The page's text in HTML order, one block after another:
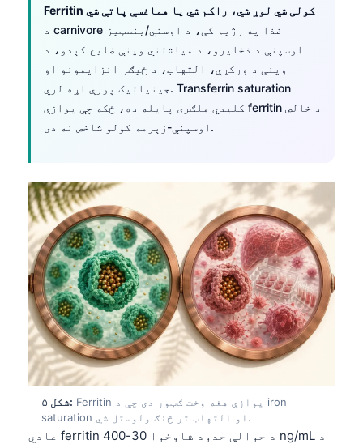
Ferritin کولی شي لوړ شي، راکم شي یا هماغسې پاتې شي
د carnivore غذا په رژیم کې، د اوسني/بنسټیز
اوسپنې د ذخایرو، د میاشتني وینې ضایع کېدو، د
وینې د ورکړې، التهاب، د ځیګر انزایمونو او
جینیاتیک پورې اړه لري. Transferrin saturation
کلیدي ملګری پایله ده، ځکه چې یوازې ferritin د خالص
اوسپنې-زېرمه کولو شاخص نه دی.
شکل ۵: Ferritin یوازې هغه وخت ګټور دی چې د iron
saturation او التهاب تر څنګ ولوستل شي.
عادي ferritin د حوالې حدود شاوخوا 30-400 ng/mL د
Basa Jawa
Cebuano
ئۇيغۇرچە
Кыргызча
Татар теле
Беларуская мова
Esperanto
Frysk
Ślōnskŏ gŏdka
Norsk bokmål